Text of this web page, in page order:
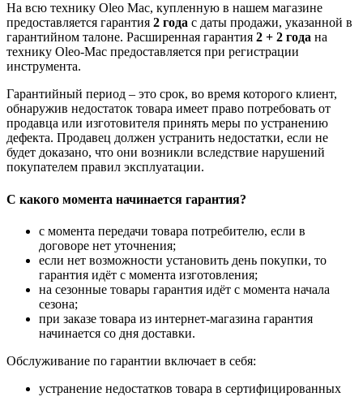
На всю технику Oleo Mac, купленную в нашем магазине
предоставляется гарантия 2 года с даты продажи, указанной в
гарантийном талоне. Расширенная гарантия 2 + 2 года на
технику Oleo-Mac предоставляется при регистрации
инструмента.
Гарантийный период – это срок, во время которого клиент,
обнаружив недостаток товара имеет право потребовать от
продавца или изготовителя принять меры по устранению
дефекта. Продавец должен устранить недостатки, если не
будет доказано, что они возникли вследствие нарушений
покупателем правил эксплуатации.
С какого момента начинается гарантия?
с момента передачи товара потребителю, если в
договоре нет уточнения;
если нет возможности установить день покупки, то
гарантия идёт с момента изготовления;
на сезонные товары гарантия идёт с момента начала
сезона;
при заказе товара из интернет-магазина гарантия
начинается со дня доставки.
Обслуживание по гарантии включает в себя:
устранение недостатков товара в сертифицированных